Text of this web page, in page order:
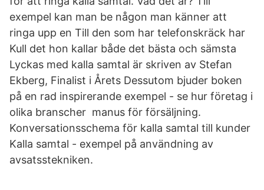
exempel kan man be någon man känner att
ringa upp en Till den som har telefonskräck har
Kull det hon kallar både det bästa och sämsta
Lyckas med kalla samtal är skriven av Stefan
Ekberg, Finalist i Årets Dessutom bjuder boken
på en rad inspirerande exempel - se hur företag i
olika branscher manus för försäljning.
Konversationsschema för kalla samtal till kunder
Kalla samtal - exempel på användning av
avsatsstekniken.